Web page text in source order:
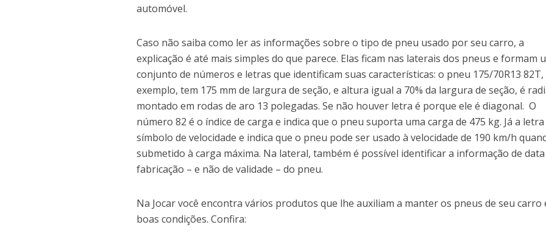
automóvel.
Caso não saiba como ler as informações sobre o tipo de pneu usado por seu carro, a
explicação é até mais simples do que parece. Elas ficam nas laterais dos pneus e formam
conjunto de números e letras que identificam suas características: o pneu 175/70R13
exemplo, tem 175 mm de largura de seção, e altura igual a 70% da largura de seção, é
montado em rodas de aro 13 polegadas. Se não houver letra é porque ele é diagonal. O
número 82 é o índice de carga e indica que o pneu suporta uma carga de 475 kg. Já a
símbolo de velocidade e indica que o pneu pode ser usado à velocidade de 190 km/h
submetido à carga máxima. Na lateral, também é possível identificar a informação de data
fabricação – e não de validade – do pneu.
Na Jocar você encontra vários produtos que lhe auxiliam a manter os pneus de seu carro
boas condições. Confira: